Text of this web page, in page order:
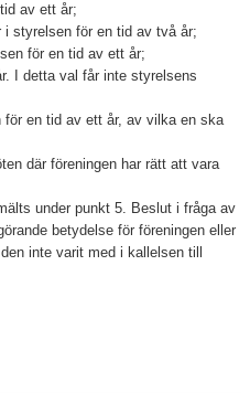
av ett år;
i styrelsen för en tid av två år;
för en tid av ett år;
I detta val får inte styrelsens
för en tid av ett år, av vilka en ska
där föreningen har rätt att vara
under punkt 5. Beslut i fråga av
betydelse för föreningen eller
inte varit med i kallelsen till